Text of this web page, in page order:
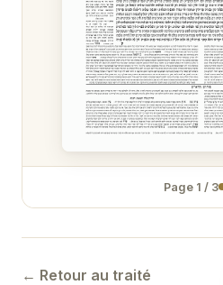
Page 1 / 3
← Retour au traité